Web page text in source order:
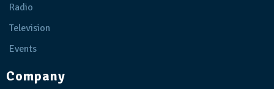
Radio
Television
Events
Company